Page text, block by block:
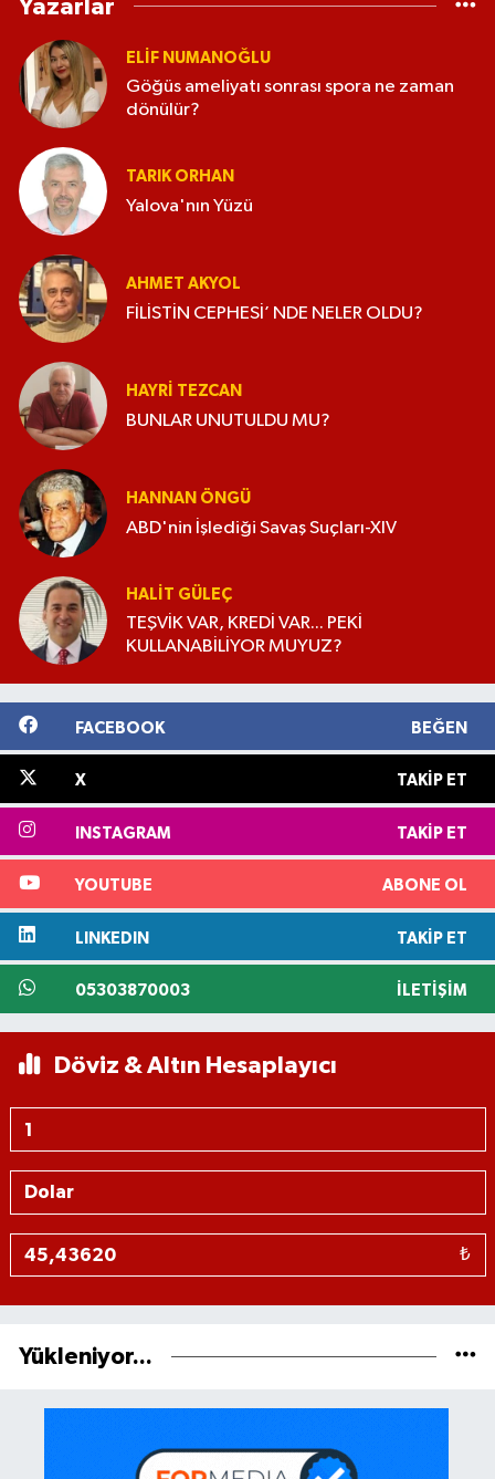
Yazarlar
ELİF NUMANOĞLU
Göğüs ameliyatı sonrası spora ne zaman
dönülür?
TARIK ORHAN
Yalova'nın Yüzü
AHMET AKYOL
FİLİSTİN CEPHESİ’ NDE NELER OLDU?
HAYRI TEZCAN
BUNLAR UNUTULDU MU?
HANNAN ÖNGÜ
ABD'nin İşlediği Savaş Suçları-XIV
HALIT GÜLEÇ
TEŞVİK VAR, KREDİ VAR... PEKİ
KULLANABİLİYOR MUYUZ?
FACEBOOK BEĞEN
X TAKIP ET
INSTAGRAM TAKIP ET
YOUTUBE ABONE OL
LINKEDIN TAKIP ET
05303870003 İLETIŞIM
Döviz & Altın Hesaplayıcı
₺
Yükleniyor...